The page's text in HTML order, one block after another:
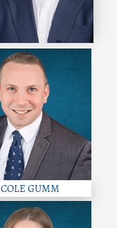
COLE GUMM